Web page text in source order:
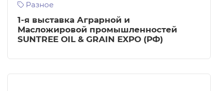
Разное
1-я выставка Аграрной и
Масложировой промышленностей
SUNTREE OIL & GRAIN EXPO (РФ)